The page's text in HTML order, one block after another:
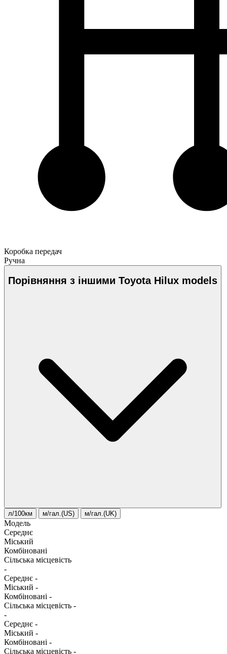
Коробка передач
Ручна
Порівняння з іншими Toyota Hilux models
л/100км м/гал.(US) м/гал.(UK)
Модель
Середнє
Міський
Комбіновані
Сільська місцевість
-
Середнє -
Міський -
Комбіновані -
Сільська місцевість -
-
Середнє -
Міський -
Комбіновані -
Сільська місцевість -